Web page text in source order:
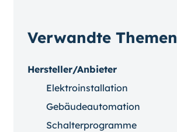
Verwandte Themen
Hersteller/Anbieter
Elektroinstallation
Gebäudeautomation
Schalterprogramme